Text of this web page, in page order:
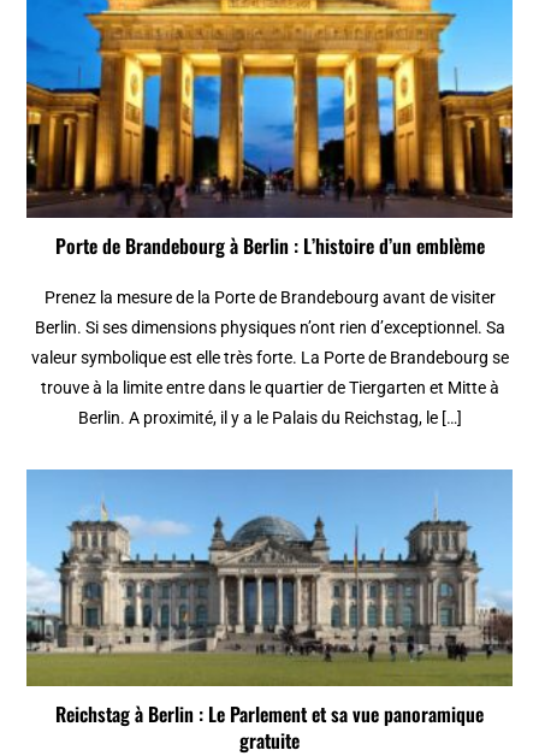
Porte de Brandebourg à Berlin : L’histoire d’un emblème
Prenez la mesure de la Porte de Brandebourg avant de visiter
Berlin. Si ses dimensions physiques n’ont rien d’exceptionnel. Sa
valeur symbolique est elle très forte. La Porte de Brandebourg se
trouve à la limite entre dans le quartier de Tiergarten et Mitte à
Berlin. A proximité, il y a le Palais du Reichstag, le […]
Reichstag à Berlin : Le Parlement et sa vue panoramique
gratuite